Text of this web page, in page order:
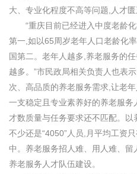
大、专业化程度不高等问题,人才
“重庆目前已经进入中度老龄化
第一,如以65周岁老年人口老龄化
国第二。老年人越多,养老服务的
越多。”市民政局相关负责人也表
次、高品质的养老服务需求,让老
一支稳定且专业素养好的养老服务
才数质量与任务要求还不匹配。以
不少还是“4050”人员,月平均工资
中。养老服务招人难、用人难、
养老服务人才队伍建设。